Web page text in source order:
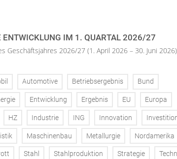
ENTWICKLUNG IM 1. QUARTAL 2026/27
Geschäftsjahres 2026/27 (1. April 2026 – 30. Juni
Automotive Betriebsergebnis Bund
Entwicklung Ergebnis EU Europa
HZ Industrie ING Innovation
Maschinenbau Metallurgie Nordamerika
Stahl Stahlproduktion Strategie